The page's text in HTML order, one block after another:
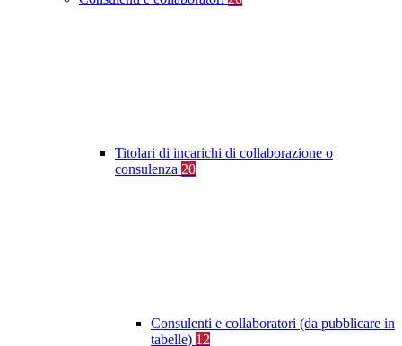
Titolari di incarichi di collaborazione o
consulenza 20
Consulenti e collaboratori (da pubblicare in
tabelle) 12